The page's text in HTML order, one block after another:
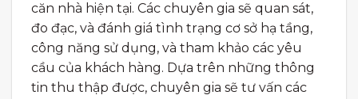
căn nhà hiện tại. Các chuyên gia sẽ quan sát,
đo đạc, và đánh giá tình trạng cơ sở hạ tầng,
công năng sử dụng, và tham khảo các yêu
cầu của khách hàng. Dựa trên những thông
tin thu thập được, chuyên gia sẽ tư vấn các